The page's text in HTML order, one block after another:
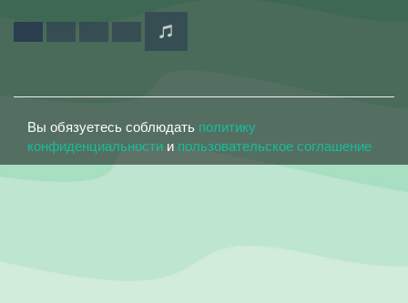
Вы обязуетесь соблюдать политику
конфиденциальности и пользовательское соглашение